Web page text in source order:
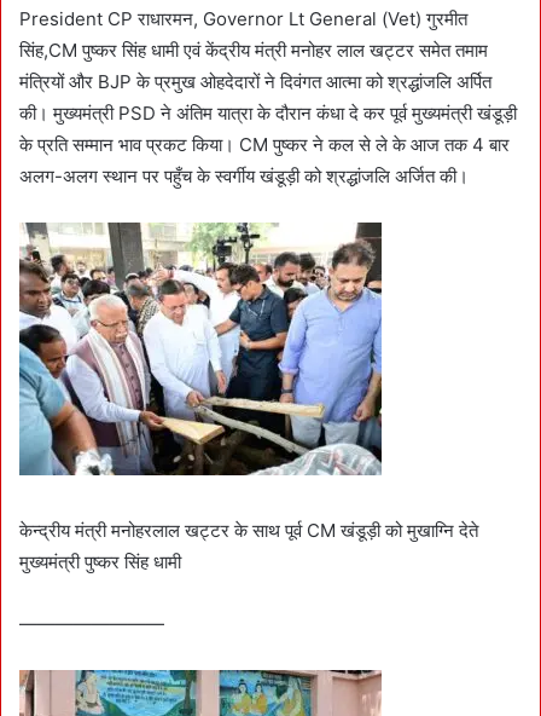
President CP राधारमन, Governor Lt General (Vet) गुरमीत
सिंह,CM पुष्कर सिंह धामी एवं केंद्रीय मंत्री मनोहर लाल खट्टर समेत तमाम
मंत्रियों और BJP के प्रमुख ओहदेदारों ने दिवंगत आत्मा को श्रद्धांजलि अर्पित
की। मुख्यमंत्री PSD ने अंतिम यात्रा के दौरान कंधा दे कर पूर्व मुख्यमंत्री खंडूड़ी
के प्रति सम्मान भाव प्रकट किया। CM पुष्कर ने कल से ले के आज तक 4 बार
अलग-अलग स्थान पर पहुँच के स्वर्गीय खंडूड़ी को श्रद्धांजलि अर्जित की।
केन्द्रीय मंत्री मनोहरलाल खट्टर के साथ पूर्व CM खंडूड़ी को मुखाग्नि देते
मुख्यमंत्री पुष्कर सिंह धामी
————————